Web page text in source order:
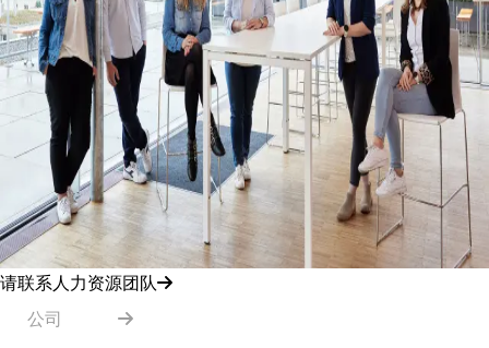
请联系人力资源团队
公司